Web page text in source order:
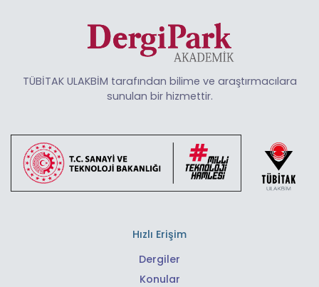
TÜBİTAK ULAKBİM tarafından bilime ve araştırmacılara
sunulan bir hizmettir.
Hızlı Erişim
Dergiler
Konular